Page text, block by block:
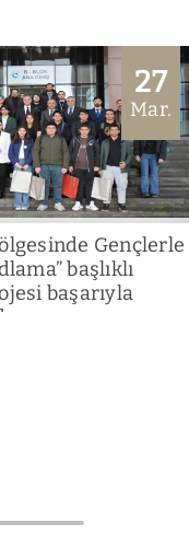
27
Mar.
Gençlerle
başlıklı
başarıyla